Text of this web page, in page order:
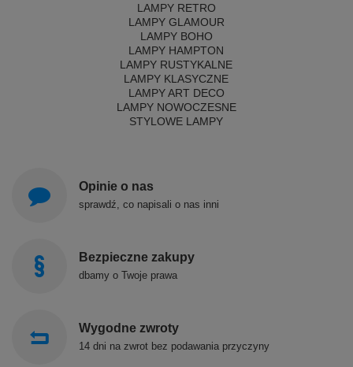
LAMPY RETRO
LAMPY GLAMOUR
LAMPY BOHO
LAMPY HAMPTON
LAMPY RUSTYKALNE
LAMPY KLASYCZNE
LAMPY ART DECO
LAMPY NOWOCZESNE
STYLOWE LAMPY
Opinie o nas
sprawdź, co napisali o nas inni
Bezpieczne zakupy
dbamy o Twoje prawa
Wygodne zwroty
14 dni na zwrot bez podawania przyczyny